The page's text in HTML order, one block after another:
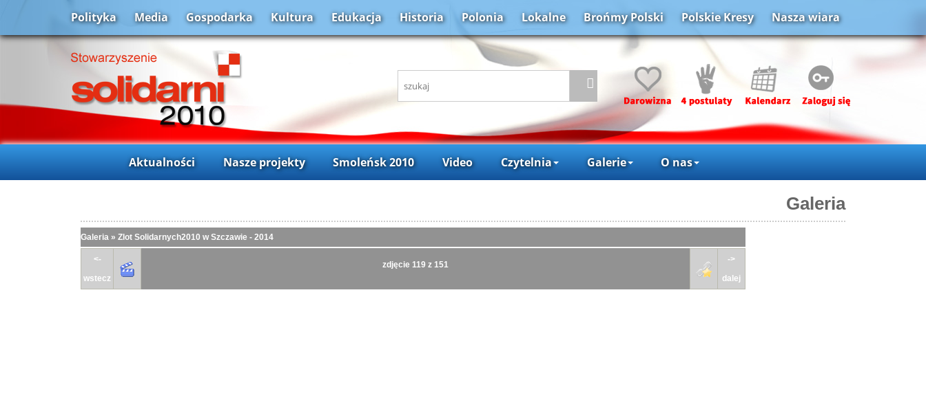
Polityka Media Gospodarka Kultura Edukacja Historia Polonia Lokalne Brońmy Polski Polskie Kresy Nasza wiara
Aktualności Nasze projekty Smoleńsk 2010 Video Czytelnia Galerie O nas
Galeria
Galeria » Zlot Solidarnych2010 w Szczawie - 2014
<-
wstecz
zdjęcie 119 z 151
->
dalej